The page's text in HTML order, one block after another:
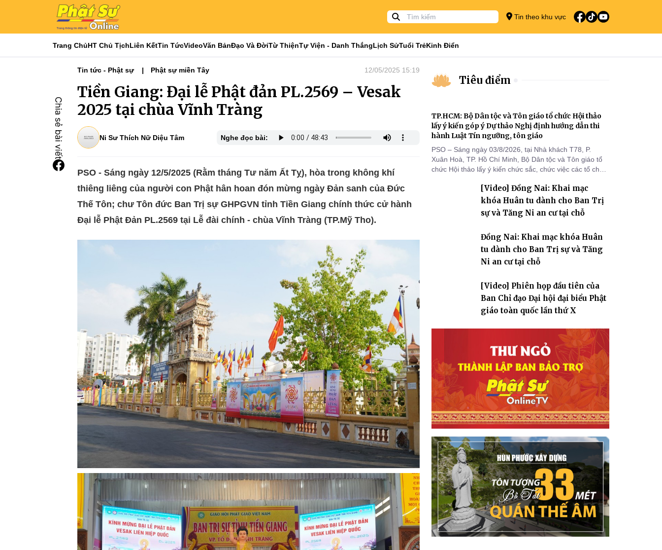
Tin theo khu vực
Trang ChủHT Chủ TịchLiên KếtTin TứcVideoVăn BảnĐạo Và ĐờiTừ ThiệnTự Viện - Danh ThắngLịch SửTuổi TrẻKinh Điển
Tin tức - Phật sự Phật sự miền Tây 12/05/2025 15:19
Tiền Giang: Đại lễ Phật đản PL.2569 – Vesak
2025 tại chùa Vĩnh Tràng
Ni Sư Thích Nữ Diệu Tâm Nghe đọc bài:
PSO - Sáng ngày 12/5/2025 (Rằm tháng Tư năm Ất Tỵ), hòa trong không khí
thiêng liêng của người con Phật hân hoan đón mừng ngày Đản sanh của Đức
Thế Tôn; chư Tôn đức Ban Trị sự GHPGVN tỉnh Tiền Giang chính thức cử hành
Đại lễ Phật Đản PL.2569 tại Lễ đài chính - chùa Vĩnh Tràng (TP.Mỹ Tho).
Tiêu điểm
TP.HCM: Bộ Dân tộc và Tôn giáo tổ chức Hội thảo
lấy ý kiến góp ý Dự thảo Nghị định hướng dẫn thi
hành Luật Tín ngưỡng, tôn giáo
PSO – Sáng ngày 03/8/2026, tại Nhà khách T78, P.
Xuân Hoà, TP. Hồ Chí Minh, Bộ Dân tộc và Tôn giáo tổ
chức Hội thảo lấy ý kiến chức sắc, chức việc các tổ chức
các tỉnh, thành phố khu vực phía Nam nhằm góp ý hoàn
thiện hồ sơ Dự thảo Nghị định quy định chi tiết một số
điều và biện pháp để tổ chức
[Video] Đồng Nai: Khai mạc
khóa Huân tu dành cho Ban Trị
sự và Tăng Ni an cư tại chỗ
Đồng Nai: Khai mạc khóa Huân
tu dành cho Ban Trị sự và Tăng
Ni an cư tại chỗ
[Video] Phiên họp đầu tiên của
Ban Chỉ đạo Đại hội đại biểu Phật
giáo toàn quốc lần thứ X